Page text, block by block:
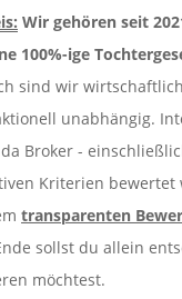
Wir gehören seit
100%-ige
sind wir
unabhängig.
Broker -
Kriterien bewertet
transparenten
sollst du allein
möchtest.